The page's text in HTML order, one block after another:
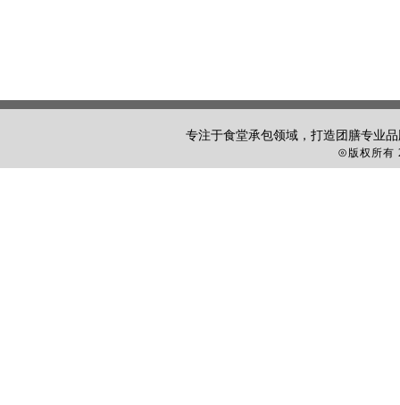
专注于食堂承包领域，打造团膳专业
⊙ 版权所